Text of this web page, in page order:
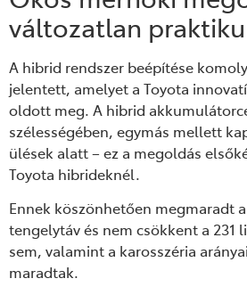
változatlan
A hibrid rendszer beépítése
jelentett, amelyet a Toyota
oldott meg. A hibrid
szélességében, egymás mellett
ülések alatt – ez a megoldás
Toyota hibrideknél.
Ennek köszönhetően megmaradt
tengelytáv és nem csökkent a 231
sem, valamint a karosszéria
maradtak.